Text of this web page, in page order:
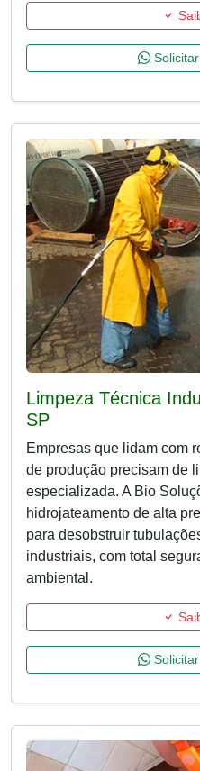
Limpeza Técnica
SP
Empresas que lidam com
de produção precisam de
especializada. A Bio
hidrojateamento de alta
para desobstruir
industriais, com total
ambiental.